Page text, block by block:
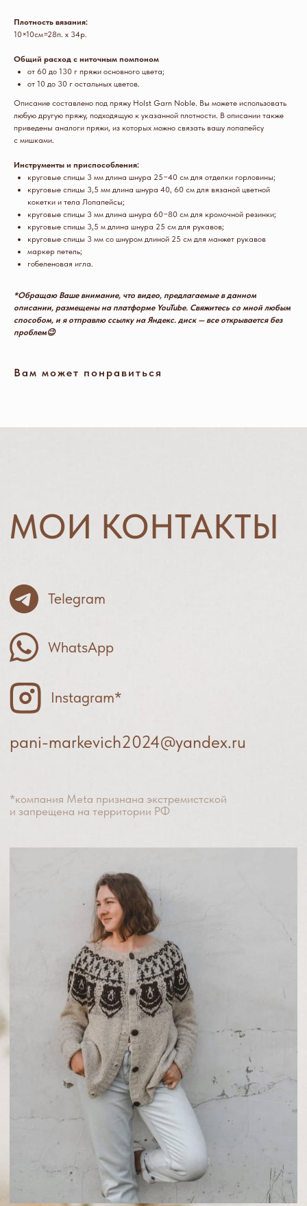
Плотность вязания:
10×10см=28п. x 34р.
Общий расход с ниточным помпоном
от 60 до 130 г пряжи основного цвета;
от 10 до 30 г остальных цветов.
Описание составлено под пряжу Holst Garn Noble. Вы можете использовать
любую другую пряжу, подходящую к указанной плотности. В описании также
приведены аналоги пряжи, из которых можно связать вашу лопапейсу
с мишками.
Инструменты и приспособления:
круговые спицы 3 мм длина шнура 25−40 см для отделки горловины;
круговые спицы 3,5 мм длина шнура 40, 60 см для вязаной цветной
кокетки и тела Лопапейсы;
круговые спицы 3 мм длина шнура 60−80 см для кромочной резинки;
круговые спицы 3,5 м длина шнура 25 см для рукавов;
круговые спицы 3 мм со шнуром длиной 25 см для манжет рукавов
маркер петель;
гобеленовая игла.
*Обращаю Ваше внимание, что видео, предлагаемые в данном
описании, размещены на платформе YouTube. Свяжитесь со мной любым
способом, и я отправлю ссылку на Яндекс. диск — все открывается без
проблем😉
Вам может понравиться
МОИ КОНТАКТЫ
ИНН 545206857693
Telegram
Instagram*